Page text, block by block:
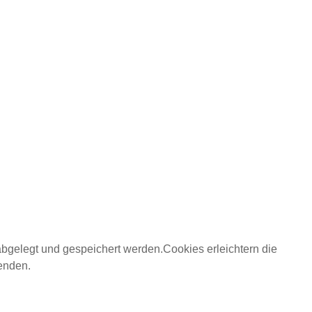
und gespeichert werden.Cookies erleichtern die